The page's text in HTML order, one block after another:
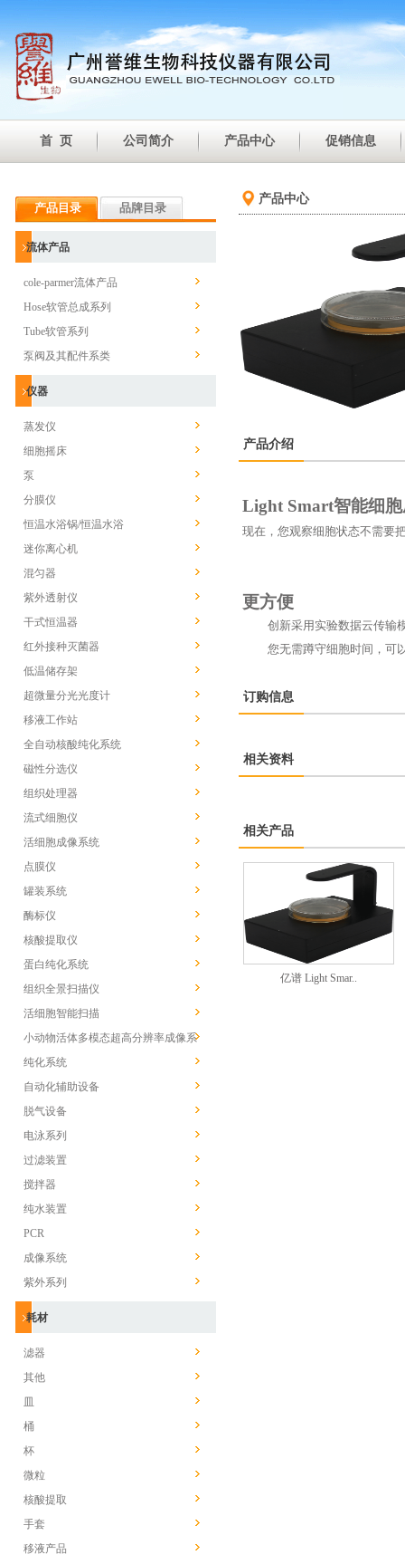
首 页 公司简介 产品中心 促销信息
产品目录 品牌目录
流体产品
cole-parmer流体产品
Hose软管总成系列
Tube软管系列
泵阀及其配件系类
仪器
蒸发仪
细胞摇床
泵
分膜仪
恒温水浴锅/恒温水浴
迷你离心机
混匀器
紫外透射仪
干式恒温器
红外接种灭菌器
低温储存架
超微量分光光度计
移液工作站
全自动核酸纯化系统
磁性分选仪
组织处理器
流式细胞仪
活细胞成像系统
点膜仪
罐装系统
酶标仪
核酸提取仪
蛋白纯化系统
组织全景扫描仪
活细胞智能扫描
小动物活体多模态超高分辨率成像系
统
纯化系统
自动化辅助设备
脱气设备
电泳系列
过滤装置
搅拌器
纯水装置
PCR
成像系统
紫外系列
耗材
滤器
其他
皿
桶
杯
微粒
核酸提取
手套
移液产品
产品中心
产品介绍
Light Smart智能细
现在，您观察细胞状态不需要
更方便
创新采用实验数据云传输
您无需蹲守细胞时间，可
订购信息
相关资料
相关产品
亿谱 Light Smar..